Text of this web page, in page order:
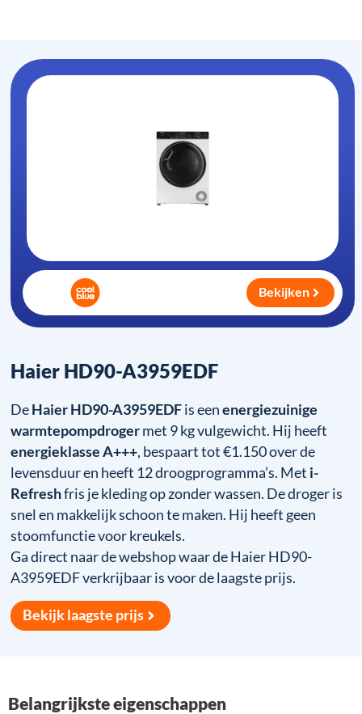
Haier HD90-A3959EDF
DeHaier HD90-A3959EDFis eenenergiezuinige
warmtepompdrogermet 9 kg vulgewicht. Hij heeft
energieklasse A+++, bespaart tot €1.150 over de
levensduur en heeft 12 droogprogramma’s. Met i-
Refreshfris je kleding op zonder wassen. De droger is
snel en makkelijk schoon te maken. Hij heeft geen
stoomfunctie voor kreukels.
Ga direct naar de webshop waar de Haier HD90-
A3959EDF verkrijbaar is voor de laagste prijs.
Bekijk laagste prijs
Bekijken
Belangrijkste eigenschappen